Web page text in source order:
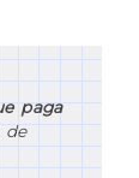
paga
de